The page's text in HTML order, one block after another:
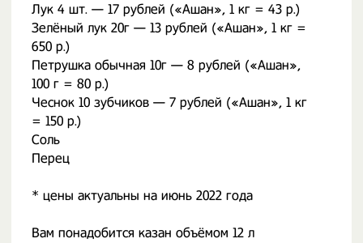
Лук 4 шт. — 17 рублей («Ашан», 1 кг = 43 р.)
Зелёный лук 20г — 13 рублей («Ашан», 1 кг =
650 р.)
Петрушка обычная 10г — 8 рублей («Ашан»,
100 г = 80 р.)
Чеснок 10 зубчиков — 7 рублей («Ашан», 1 кг
= 150 р.)
Соль
Перец
* цены актуальны на июнь 2022 года
Вам понадобится казан объёмом 12 л